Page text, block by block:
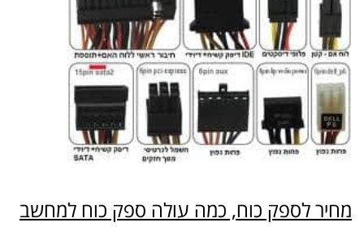
מחיר לספק כוח, כמה עולה ספק כוח למחשב